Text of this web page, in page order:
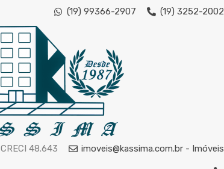
(19) 99366-2907 (19) 3252-2002
CRECI 48.643 imoveis@kassima.com.br - Imóveis